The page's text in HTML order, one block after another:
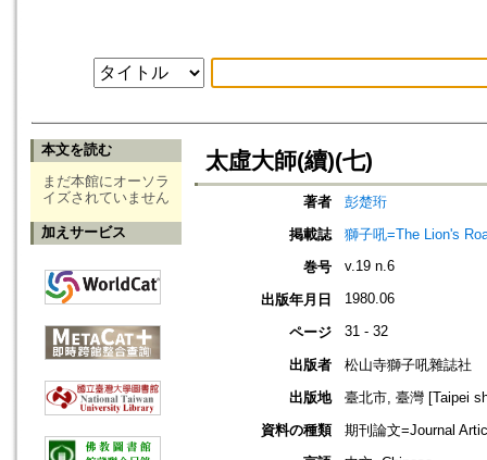
本文を読む
まだ本館にオーソラ
イズされていません
加えサービス
太虛大師(續)(七)
著者
彭楚珩
掲載誌
獅子吼=The Lion's
巻号
v.19 n.6
出版年月日 1980.06
ページ 31 - 32
出版者
松山寺獅子吼雜誌社
出版地
臺北市, 臺灣 [Taipei
資料の種類
期刊論文=Journal